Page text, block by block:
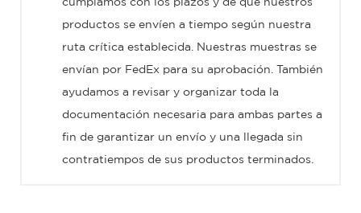
cumplamos con los plazos y de que nuestros
productos se envíen a tiempo según nuestra
ruta crítica establecida. Nuestras muestras se
envían por FedEx para su aprobación. También
ayudamos a revisar y organizar toda la
documentación necesaria para ambas partes a
fin de garantizar un envío y una llegada sin
contratiempos de sus productos terminados.